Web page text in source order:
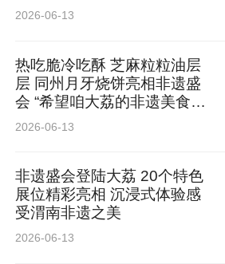
2026-06-13
热吃脆冷吃酥 芝麻粒粒油层
层 同州月牙烧饼亮相非遗盛
会 “希望咱大荔的非遗美食走
出陕西”
2026-06-13
非遗盛会登陆大荔 20个特色
展位精彩亮相 沉浸式体验感
受渭南非遗之美
2026-06-13